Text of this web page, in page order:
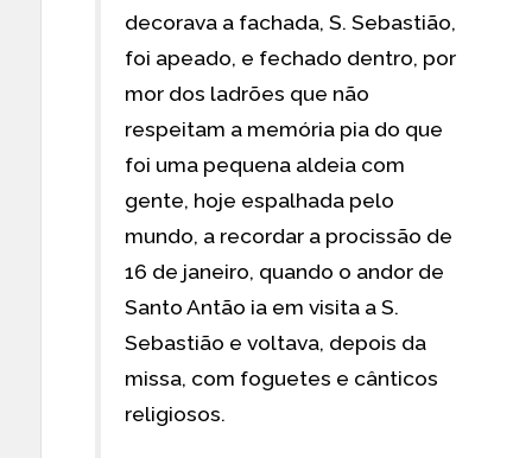
decorava a fachada, S. Sebastião,
foi apeado, e fechado dentro, por
mor dos ladrões que não
respeitam a memória pia do que
foi uma pequena aldeia com
gente, hoje espalhada pelo
mundo, a recordar a procissão de
16 de janeiro, quando o andor de
Santo Antão ia em visita a S.
Sebastião e voltava, depois da
missa, com foguetes e cânticos
religiosos.